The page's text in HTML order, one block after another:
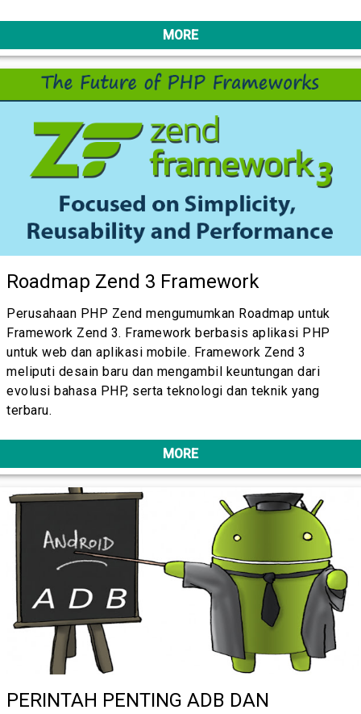
MORE
Roadmap Zend 3 Framework
Perusahaan PHP Zend mengumumkan Roadmap untuk
Framework Zend 3. Framework berbasis aplikasi PHP
untuk web dan aplikasi mobile. Framework Zend 3
meliputi desain baru dan mengambil keuntungan dari
evolusi bahasa PHP, serta teknologi dan teknik yang
terbaru.
MORE
PERINTAH PENTING ADB DAN